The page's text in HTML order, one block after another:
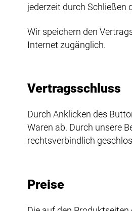
jederzeit durch Schließen
Wir speichern den
Internet zugänglich.
Vertragsschluss
Durch Anklicken des
Waren ab. Durch unsere
rechtsverbindlich
Preise